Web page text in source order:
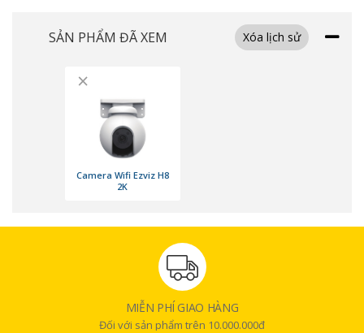
Tính năng phát hiện người bằng công nghệ AI
Tính năng phát hiện người bằng công nghệ AI được tích hợp trong
Camera Wifi Ezviz H8 2K đem lại nhiều lợi ích đáng kể. Camera có thể
nhận biết và phân biệt rõ ràng giữa người và các vật nuôi, đồ vật di
chuyển không quan trọng.
SẢN PHẨM ĐÃ XEM Xóa lịch sử
×
Camera Wifi Ezviz H8
2K
MIỄN PHÍ GIAO HÀNG
Đối với sản phẩm trên 10.000.000đ